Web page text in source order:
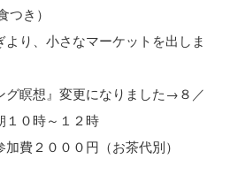
き）
り、小さなマーケットを出しま
瞑想』変更になりました→８／
１０時～１２時
２０００円（お茶代別）